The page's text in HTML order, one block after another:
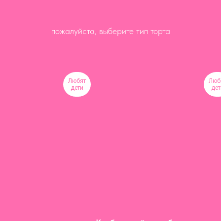
пожалуйста, выберите тип торта
Любят
дети